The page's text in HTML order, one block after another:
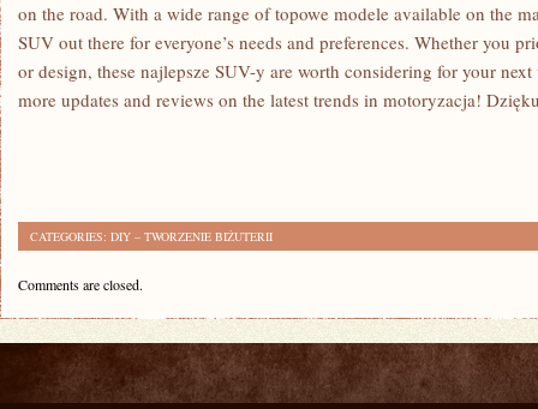
on ⁢the road.‌ With a wide range of topowe modele‍ available on the
SUV out there for everyone’s needs and preferences. Whether⁣ you
or design, these najlepsze SUV-y are ‍worth ⁢considering for your
more updates and reviews on the latest trends in motoryzacja!
CATEGORIES: DIY – TWORZENIE BIŻUTERII
Comments are closed.